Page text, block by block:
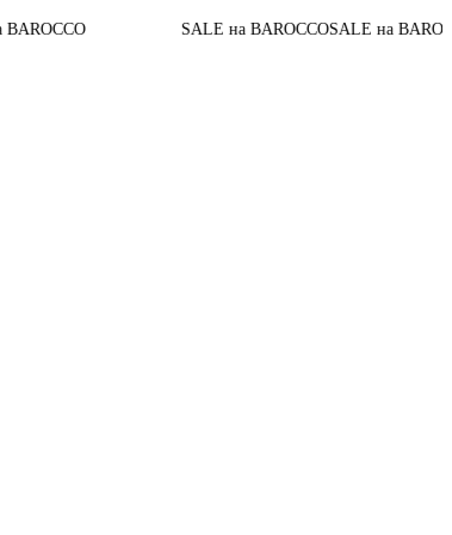
SALE на BAROCCOSALE на BAROCCOДо